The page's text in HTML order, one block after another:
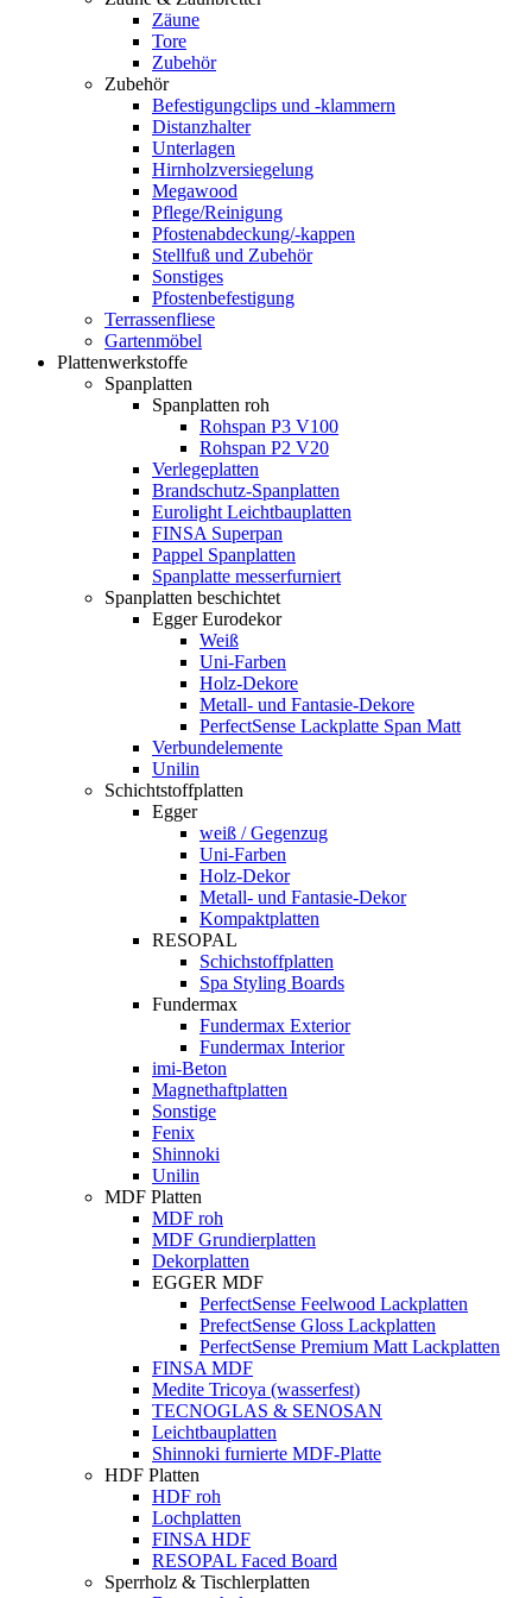
Zäune
Tore
Zubehör
Zubehör
Befestigungclips und -klammern
Distanzhalter
Unterlagen
Hirnholzversiegelung
Megawood
Pflege/Reinigung
Pfostenabdeckung/-kappen
Stellfuß und Zubehör
Sonstiges
Pfostenbefestigung
Terrassenfliese
Gartenmöbel
Plattenwerkstoffe
Spanplatten
Spanplatten roh
Rohspan P3 V100
Rohspan P2 V20
Verlegeplatten
Brandschutz-Spanplatten
Eurolight Leichtbauplatten
FINSA Superpan
Pappel Spanplatten
Spanplatte messerfurniert
Spanplatten beschichtet
Egger Eurodekor
Weiß
Uni-Farben
Holz-Dekore
Metall- und Fantasie-Dekore
PerfectSense Lackplatte Span Matt
Verbundelemente
Unilin
Schichtstoffplatten
Egger
weiß / Gegenzug
Uni-Farben
Holz-Dekor
Metall- und Fantasie-Dekor
Kompaktplatten
RESOPAL
Schichstoffplatten
Spa Styling Boards
Fundermax
Fundermax Exterior
Fundermax Interior
imi-Beton
Magnethaftplatten
Sonstige
Fenix
Shinnoki
Unilin
MDF Platten
MDF roh
MDF Grundierplatten
Dekorplatten
EGGER MDF
PerfectSense Feelwood Lackplatten
PrefectSense Gloss Lackplatten
PerfectSense Premium Matt Lackplatten
FINSA MDF
Medite Tricoya (wasserfest)
TECNOGLAS & SENOSAN
Leichtbauplatten
Shinnoki furnierte MDF-Platte
HDF Platten
HDF roh
Lochplatten
FINSA HDF
RESOPAL Faced Board
Sperrholz & Tischlerplatten